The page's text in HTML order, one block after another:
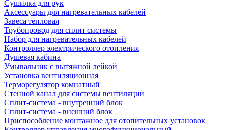
Сушилка для рук
Аксессуары для нагревательных кабелей
Завеса тепловая
Трубопровод для сплит системы
Набор для нагревательных кабелей
Контроллер электрического отопления
Душевая кабина
Умывальник с вытяжной лейкой
Установка вентиляционная
Терморегулятор комнатный
Стенной канал для системы вентиляции
Сплит-система - внутренний блок
Сплит-система - внешний блок
Приспособление монтажное для отопительных установок